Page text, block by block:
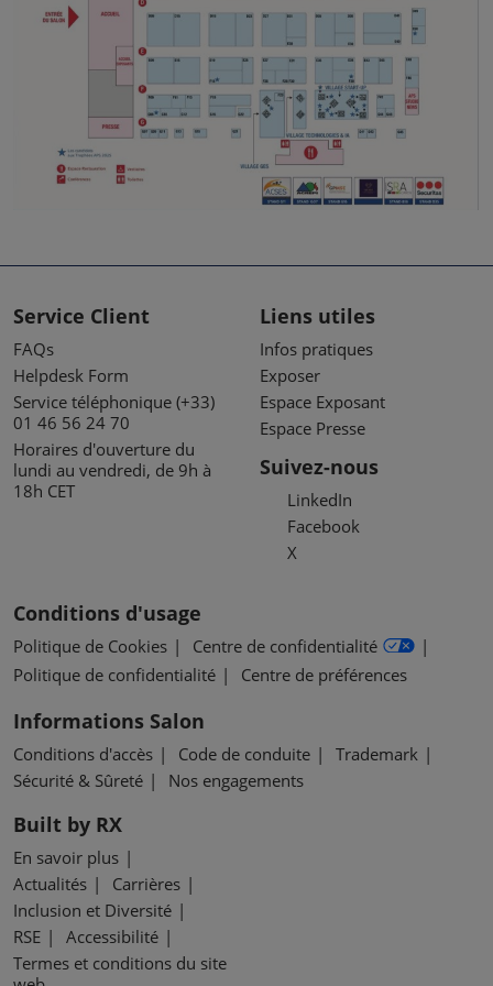
Service Client
FAQs
Helpdesk Form
Service téléphonique (+33)
01 46 56 24 70
Horaires d'ouverture du
lundi au vendredi, de 9h à
18h CET
Liens utiles
Infos pratiques
Exposer
Espace Exposant
Espace Presse
Suivez-nous
LinkedIn
Facebook
X
Conditions d'usage
Politique de Cookies
Centre de confidentialité
Politique de confidentialité
Centre de préférences
Informations Salon
Conditions d'accès Code de conduite
Trademark
Sécurité & Sûreté
Nos engagements
Built by RX
En savoir plus
Actualités
Carrières
Inclusion et Diversité
RSE
Accessibilité
Termes et conditions du site